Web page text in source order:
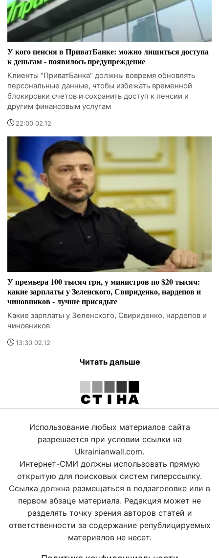
У кого пенсия в ПриватБанке: можно лишиться доступа
к деньгам - появилось предупреждение
Клиенты "ПриватБанка" должны вовремя обновлять
персональные данные, чтобы избежать временной
блокировки счетов и сохранить доступ к пенсии и
другим финансовым услугам
22:00 02.12
У премьера 100 тысяч грн, у министров по $20 тысяч:
какие зарплаты у Зеленского, Свириденко, нардепов и
чиновников - лучше присядьте
Какие зарплаты у Зеленского, Свириденко, нардепов и
чиновников
13:30 02.12
Читать дальше
Использование любых материалов сайта
разрешается при условии ссылки на
Ukrainianwall.com.
Интернет-СМИ должны использовать прямую
открытую для поисковых систем гиперссылку.
Ссылка должна размещаться в подзаголовке или в
первом абзаце материала. Редакция может не
разделять точку зрения авторов статей и
ответственности за содержание републицируемых
материалов не несет.